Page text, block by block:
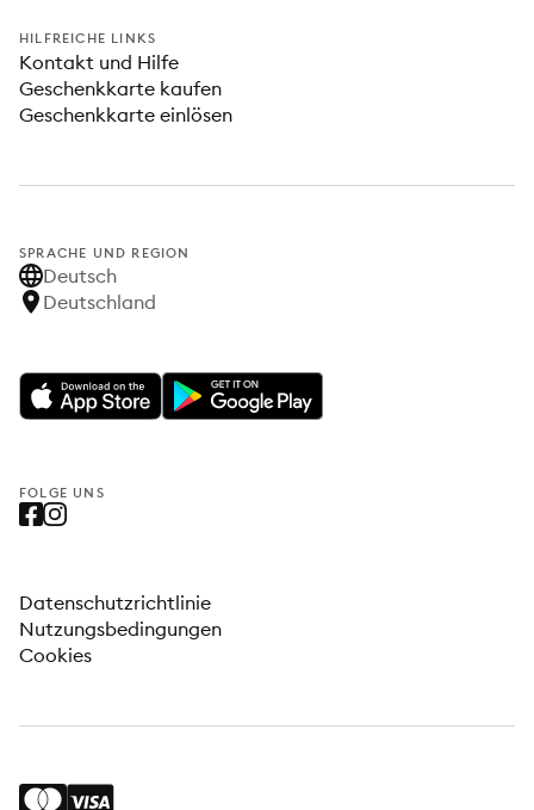
HILFREICHE LINKS
Kontakt und Hilfe
Geschenkkarte kaufen
Geschenkkarte einlösen
SPRACHE UND REGION
Deutsch
Deutschland
FOLGE UNS
Datenschutzrichtlinie
Nutzungsbedingungen
Cookies